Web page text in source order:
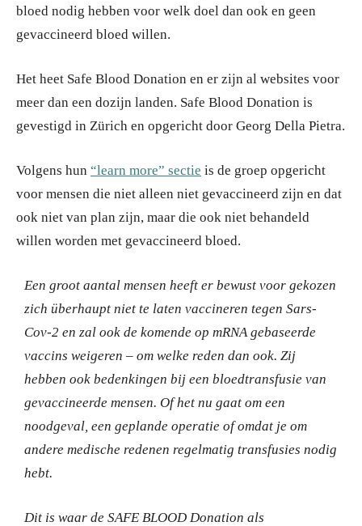
bloed nodig hebben voor welk doel dan ook en geen
gevaccineerd bloed willen.
Het heet Safe Blood Donation en er zijn al websites voor
meer dan een dozijn landen. Safe Blood Donation is
gevestigd in Zürich en opgericht door Georg Della Pietra.
Volgens hun “learn more” sectie is de groep opgericht
voor mensen die niet alleen niet gevaccineerd zijn en dat
ook niet van plan zijn, maar die ook niet behandeld
willen worden met gevaccineerd bloed.
Een groot aantal mensen heeft er bewust voor gekozen
zich überhaupt niet te laten vaccineren tegen Sars-
Cov-2 en zal ook de komende op mRNA gebaseerde
vaccins weigeren – om welke reden dan ook. Zij
hebben ook bedenkingen bij een bloedtransfusie van
gevaccineerde mensen. Of het nu gaat om een
noodgeval, een geplande operatie of omdat je om
andere medische redenen regelmatig transfusies nodig
hebt.
Dit is waar de SAFE BLOOD Donation als